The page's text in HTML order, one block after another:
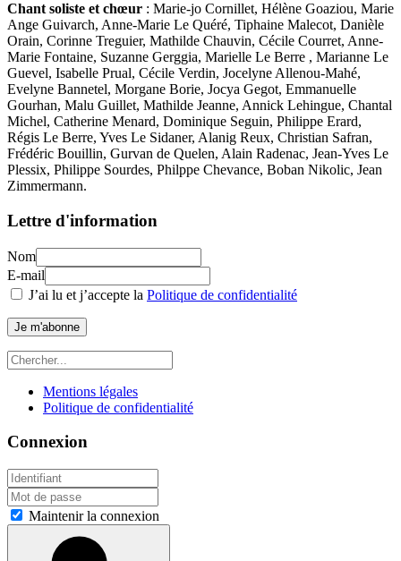
Chant soliste et chœur : Marie-jo Cornillet, Hélène Goaziou, Marie
Ange Guivarch, Anne-Marie Le Quéré, Tiphaine Malecot, Danièle
Orain, Corinne Treguier, Mathilde Chauvin, Cécile Courret, Anne-
Marie Fontaine, Suzanne Gerggia, Marielle Le Berre , Marianne Le
Guevel, Isabelle Prual, Cécile Verdin, Jocelyne Allenou-Mahé,
Evelyne Bannetel, Morgane Borie, Jocya Gegot, Emmanuelle
Gourhan, Malu Guillet, Mathilde Jeanne, Annick Lehingue, Chantal
Michel, Catherine Menard, Dominique Seguin, Philippe Erard,
Régis Le Berre, Yves Le Sidaner, Alanig Reux, Christian Safran,
Frédéric Bouillin, Gurvan de Quelen, Alain Radenac, Jean-Yves Le
Plessix, Philippe Sourdes, Philppe Chevance, Boban Nikolic, Jean
Zimmermann.
Lettre d'information
Nom
E-mail
J’ai lu et j’accepte la Politique de confidentialité
Je m'abonne
Mentions légales
Politique de confidentialité
Connexion
Maintenir la connexion